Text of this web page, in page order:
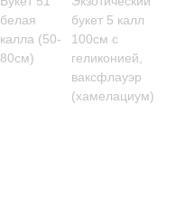
белая
калла (50-
80см)
букет 5 калл
100см с
геликонией,
ваксфлауэр
(хамелациум)